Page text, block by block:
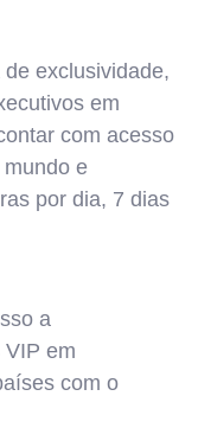
exclusividade,
em
com acesso
e
por dia, 7 dias
a
em
com o